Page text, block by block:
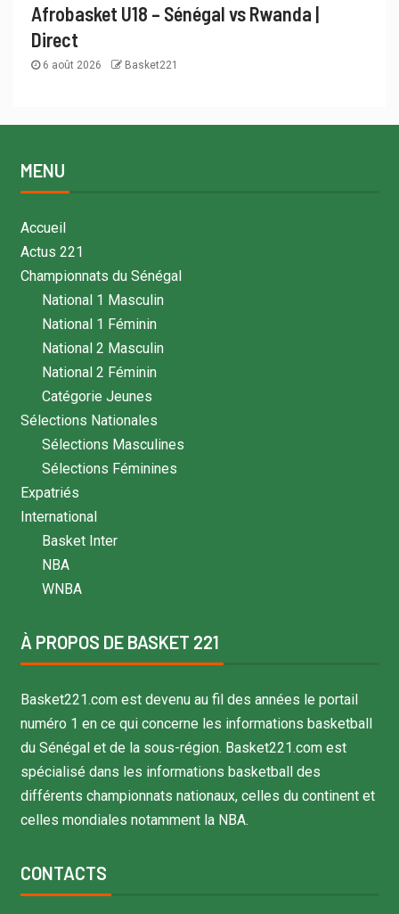
Afrobasket U18 – Sénégal vs Rwanda |
Direct
6 août 2026 Basket221
MENU
Accueil
Actus 221
Championnats du Sénégal
National 1 Masculin
National 1 Féminin
National 2 Masculin
National 2 Féminin
Catégorie Jeunes
Sélections Nationales
Sélections Masculines
Sélections Féminines
Expatriés
International
Basket Inter
NBA
WNBA
À PROPOS DE BASKET 221
Basket221.com est devenu au fil des années le portail
numéro 1 en ce qui concerne les informations basketball
du Sénégal et de la sous-région. Basket221.com est
spécialisé dans les informations basketball des
différents championnats nationaux, celles du continent et
celles mondiales notamment la NBA.
CONTACTS